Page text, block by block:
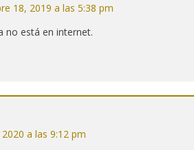
18, 2019 a las 5:38 pm
no está en internet.
a las 9:12 pm